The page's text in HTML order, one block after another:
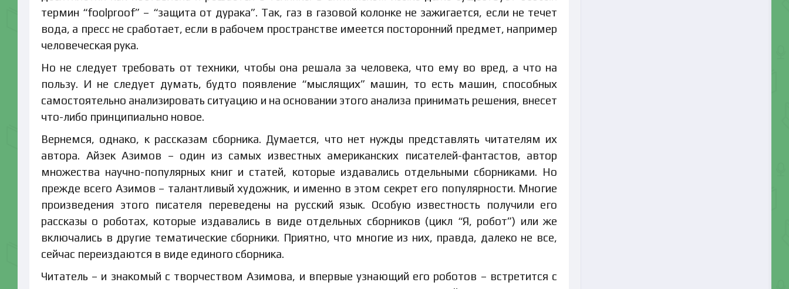
термин “foolproof” – “защита от дурака”. Так, газ в газовой колонке не зажигается, если не течет
вода, а пресс не сработает, если в рабочем пространстве имеется посторонний предмет, например
человеческая рука.
Но не следует требовать от техники, чтобы она решала за человека, что ему во вред, а что на
пользу. И не следует думать, будто появление “мыслящих” машин, то есть машин, способных
самостоятельно анализировать ситуацию и на основании этого анализа принимать решения, внесет
что-либо принципиально новое.
Вернемся, однако, к рассказам сборника. Думается, что нет нужды представлять читателям их
автора. Айзек Азимов – один из самых известных американских писателей-фантастов, автор
множества научно-популярных книг и статей, которые издавались отдельными сборниками. Но
прежде всего Азимов – талантливый художник, и именно в этом секрет его популярности. Многие
произведения этого писателя переведены на русский язык. Особую известность получили его
рассказы о роботах, которые издавались в виде отдельных сборников (цикл “Я, робот”) или же
включались в другие тематические сборники. Приятно, что многие из них, правда, далеко не все,
сейчас переиздаются в виде единого сборника.
Читатель – и знакомый с творчеством Азимова, и впервые узнающий его роботов – встретится с